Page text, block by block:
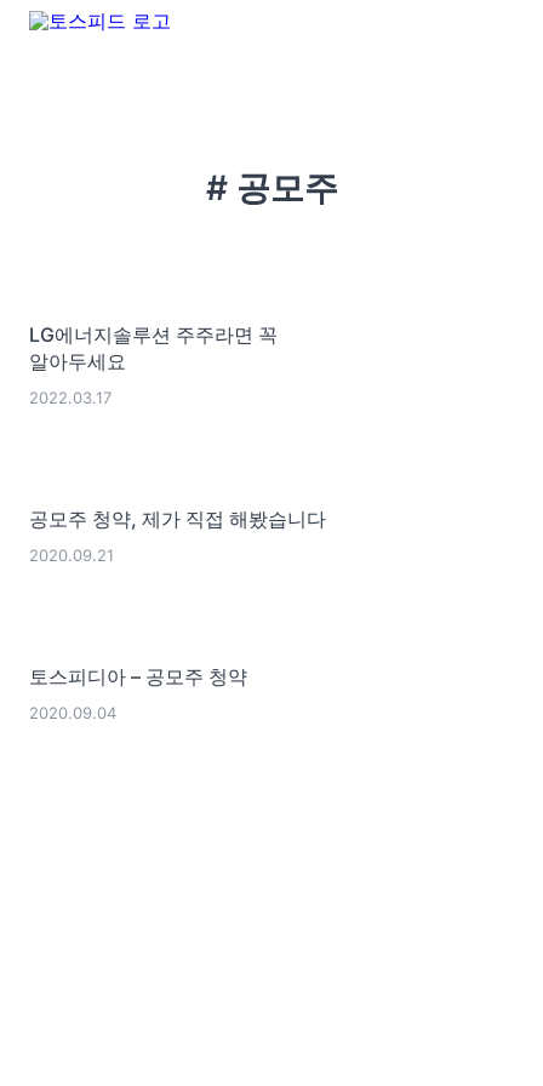
# 공모주
LG에너지솔루션 주주라면 꼭
알아두세요
2022.03.17
공모주 청약, 제가 직접 해봤습니다
2020.09.21
토스피디아 – 공모주 청약
2020.09.04